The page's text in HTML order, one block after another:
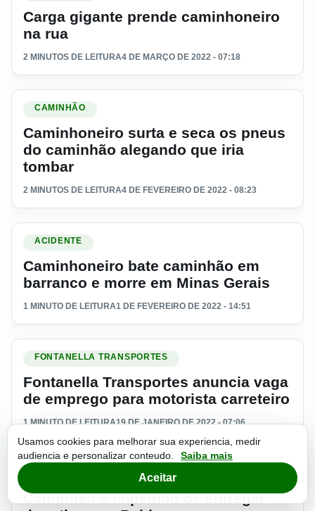
Carga gigante prende caminhoneiro
na rua
2 MINUTOS DE LEITURA4 DE MARÇO DE 2022 - 07:18
Ler materia: Caminhoneiro surta e seca os pneus do
CAMINHÃO
Caminhoneiro surta e seca os pneus
do caminhão alegando que iria
tombar
2 MINUTOS DE LEITURA4 DE FEVEREIRO DE 2022 - 08:23
Ler materia: Caminhoneiro bate caminhão em barranco e
ACIDENTE
Caminhoneiro bate caminhão em
barranco e morre em Minas Gerais
1 MINUTO DE LEITURA1 DE FEVEREIRO DE 2022 - 14:51
Ler materia: Fontanella Transportes anuncia vaga de
FONTANELLA TRANSPORTES
Fontanella Transportes anuncia vaga
de emprego para motorista carreteiro
1 MINUTO DE LEITURA19 DE JANEIRO DE 2022 - 07:06
Ler materia: Caminhão é impedido de entregar donativos na
Caminhão é impedido de entregar
Usamos cookies para melhorar sua experiencia, medir
audiencia e personalizar conteudo.
Saiba mais
Aceitar